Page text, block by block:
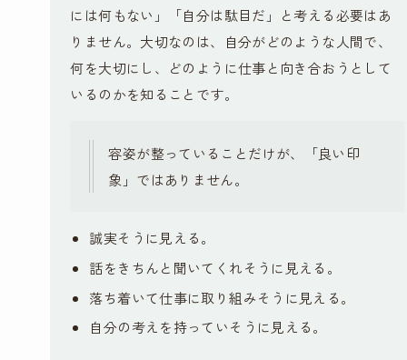
には何もない」「自分は駄目だ」と考える必要はあ
りません。大切なのは、自分がどのような人間で、
何を大切にし、どのように仕事と向き合おうとして
いるのかを知ることです。
容姿が整っていることだけが、「良い印
象」ではありません。
誠実そうに見える。
話をきちんと聞いてくれそうに見える。
落ち着いて仕事に取り組みそうに見える。
自分の考えを持っていそうに見える。